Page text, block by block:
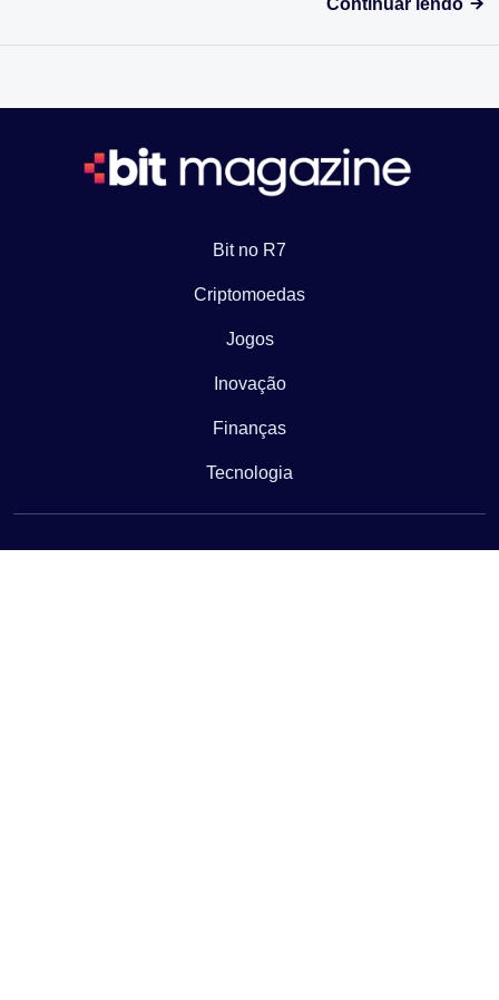
Continuar lendo
Bit no R7
Criptomoedas
Jogos
Inovação
Finanças
Tecnologia